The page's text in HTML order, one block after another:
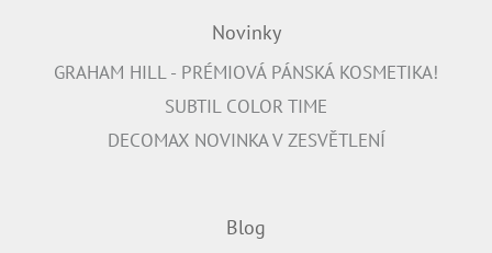
Novinky
GRAHAM HILL - PRÉMIOVÁ PÁNSKÁ KOSMETIKA!
SUBTIL COLOR TIME
DECOMAX NOVINKA V ZESVĚTLENÍ
Blog